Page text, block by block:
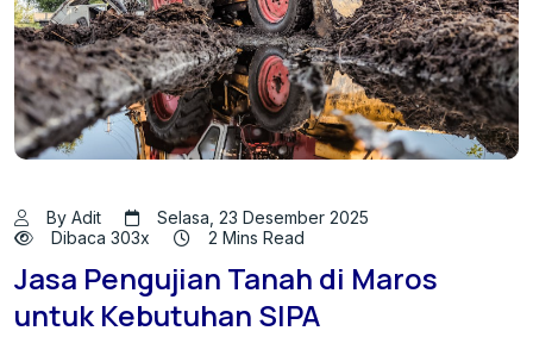
By Adit
Selasa, 23 Desember 2025
Dibaca 303x
2 Mins Read
Jasa Pengujian Tanah di Maros
untuk Kebutuhan SIPA